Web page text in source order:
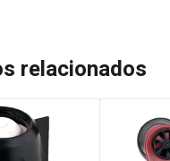
relacionados